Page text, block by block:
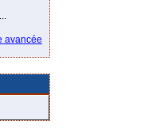
avancée